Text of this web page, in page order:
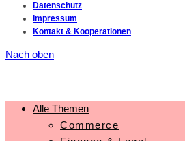
Datenschutz
Impressum
Kontakt & Kooperationen
Nach oben
Alle Themen
Commerce